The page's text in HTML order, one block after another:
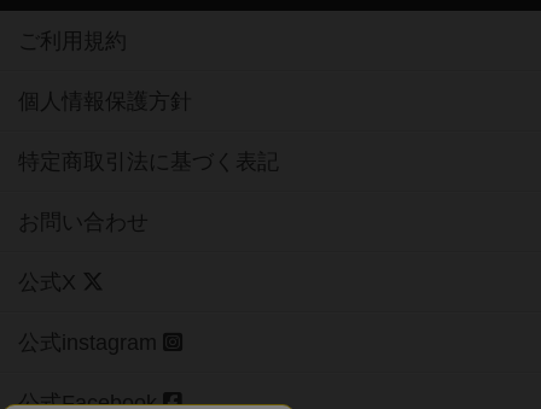
ご利用規約
個人情報保護方針
特定商取引法に基づく表記
お問い合わせ
公式X
公式instagram
公式Facebook